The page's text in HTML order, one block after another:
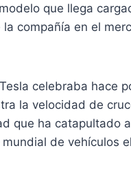
que llega
compañía en el
celebraba hace
la velocidad de
que ha catapultado
de vehículos